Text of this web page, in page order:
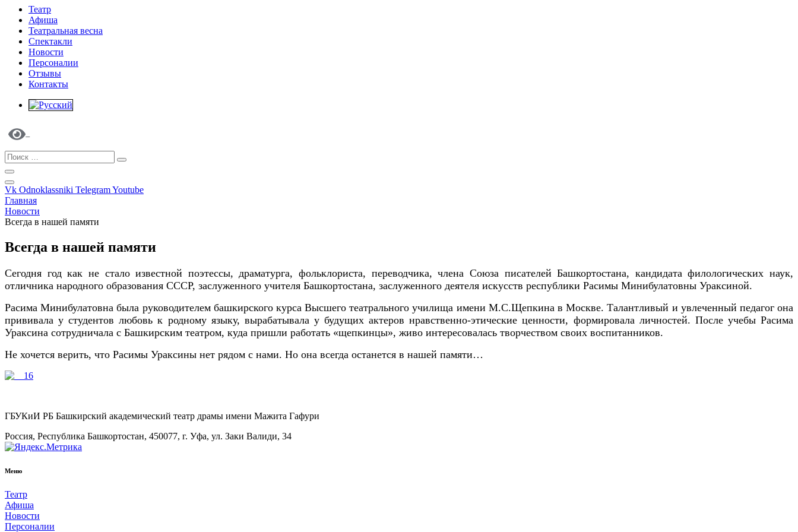
Театр
Афиша
Театральная весна
Спектакли
Новости
Персоналии
Отзывы
Контакты
Vk Odnoklassniki TelegramYoutube
Главная
Новости
Всегда в нашей памяти
Всегда в нашей памяти
Сегодня год как не стало известной поэтессы, драматурга, фольклориста, переводчика, члена Союза писателей Башкортостана, кандидата филологических наук,
отличника народного образования СССР, заслуженного учителя Башкортостана, заслуженного деятеля искусств республики Расимы Минибулатовны Ураксиной.
Расима Минибулатовна была руководителем башкирского курса Высшего театрального училища имени М.С.Щепкина в Москве.Талантливый и увлеченный педагог она
прививала у студентов любовь к родному языку, вырабатывала у будущих актеров нравственно-этические ценности, формировала личностей. После учебы Расима
Ураксина сотрудничала с Башкирским театром, куда пришли работать «щепкинцы», живо интересовалась творчеством своих воспитанников.
Не хочется верить, что Расимы Ураксины нет рядом с нами. Но она всегда останется в нашей памяти…
ГБУКиИ РБ Башкирский академический театр драмы имени Мажита Гафури
Россия, Республика Башкортостан, 450077, г. Уфа, ул. Заки Валиди, 34
Меню
Театр
Афиша
Новости
Персоналии